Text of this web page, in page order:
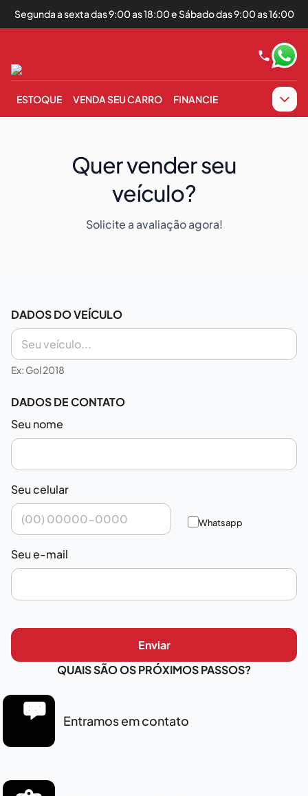
Segunda a sexta das 9:00 as 18:00 e Sábado das 9:00 as 16:00
ESTOQUE VENDA SEU CARRO FINANCIE
Quer vender seu
veículo?
Solicite a avaliação agora!
DADOS DO VEÍCULO
Ex: Gol 2018
DADOS DE CONTATO
Seu nome
Seu celular
Whatsapp
Seu e-mail
Enviar
QUAIS SÃO OS PRÓXIMOS PASSOS?
Entramos em contato